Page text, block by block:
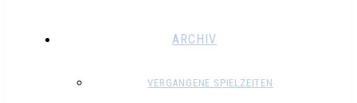
ARCHIV
VERGANGENE SPIELZEITEN